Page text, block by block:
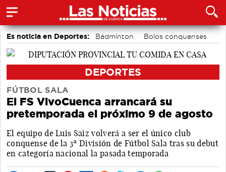
Es noticia en Deportes: Bádminton
Bolos conquenses
Motor
Área de Deportes
DEPORTES
FÚTBOL SALA
El FS VivoCuenca arrancará su
pretemporada el próximo 9 de agosto
El equipo de Luis Saiz volverá a ser el único club
conquense de la 3ª División de Fútbol Sala tras su debut
en categoría nacional la pasada temporada